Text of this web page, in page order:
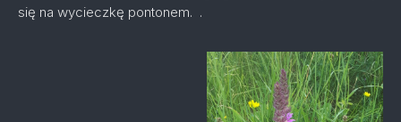
się na wycieczkę pontonem. .